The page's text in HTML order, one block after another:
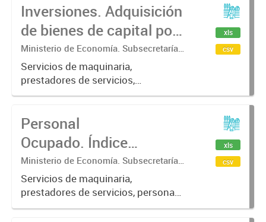
Inversiones. Adquisición
de bienes de capital por
campaña agrícola y
origen, según bien
adquirido.
Ministerio de Economía. Subsecretaría
de Coordinación Económica y
Estadística. Dirección Provincial de
Estadística.
Servicios de maquinaria,
prestadores de servicios,
inversiones, bienes de capital,
xls
csv
Personal
Ocupado. Índice
Campaña 2001-02=100.
Ministerio de Economía. Subsecretaría
de Coordinación Económica y
Estadística. Dirección Provincial de
Estadística.
Servicios de maquinaria,
prestadores de servicios, personas
ocupadas, categoría ocupacional
xls
csv